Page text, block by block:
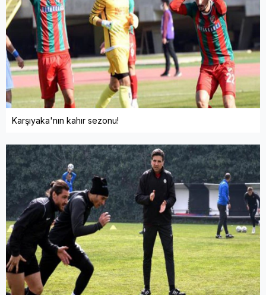
Karşıyaka'nın kahır sezonu!